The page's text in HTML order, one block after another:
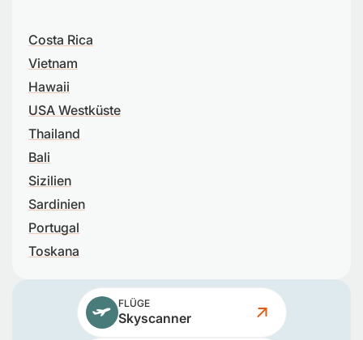
Costa Rica
Vietnam
Hawaii
USA Westküste
Thailand
Bali
Sizilien
Sardinien
Portugal
Toskana
FLÜGE
Skyscanner